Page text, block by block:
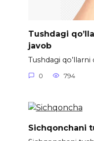
Tushdagi
javob
Tushdagi
0 794
Sichqonchani